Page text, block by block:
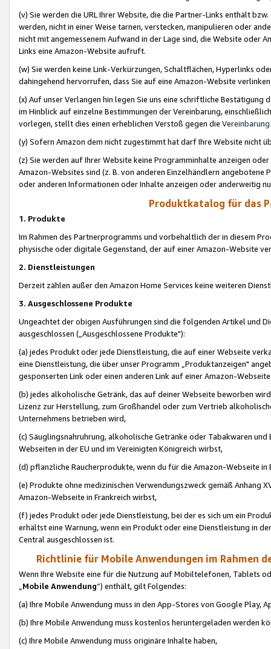
(v) Sie werden die URL Ihrer Website, die die Partner-Links enthält
werden, nicht in einer Weise tarnen, verstecken, manipulieren oder
nicht mit angemessenem Aufwand in der Lage sind, die Website oder
Links eine Amazon-Website aufruft.
(w) Sie werden keine Link-Verkürzungen, Schaltflächen, Hyperlinks
dahingehend hervorrufen, dass Sie auf eine Amazon-Website
(x) Auf unser Verlangen hin legen Sie uns eine schriftliche
im Hinblick auf einzelne Bestimmungen der Vereinbarung,
vorlegen, stellt dies einen erheblichen Verstoß gegen die Vereinbarung
(y) Sofern Amazon dem nicht zugestimmt hat darf Ihre Website nicht
(z) Sie werden auf Ihrer Website keine Programminhalte anzeigen
Amazon-Websites sind (z. B. von anderen Einzelhändlern
oder anderen Informationen oder Inhalte anzeigen oder anderweitig
Produktkatalog für das
1. Produkte
Im Rahmen des Partnerprogramms und vorbehaltlich der in diesem
physische oder digitale Gegenstand, der auf einer Amazon-Website
2. Dienstleistungen
Derzeit zählen außer den Amazon Home Services keine weiteren
3. Ausgeschlossene Produkte
Ungeachtet der obigen Ausführungen sind die folgenden Artikel und
ausgeschlossen („Ausgeschlossene Produkte"):
(a) jedes Produkt oder jede Dienstleistung, die auf einer Webseite
eine Dienstleistung, die über unser Programm „Produktanzeigen"
gesponserten Link oder einen anderen Link auf einer Amazon-
(b) jedes alkoholische Getränk, das auf deiner Webseite beworben
Lizenz zur Herstellung, zum Großhandel oder zum Vertrieb
Unternehmens betrieben wird,
(c) Säuglingsnahruhrung, alkoholische Getränke oder Tabakwaren
Webseiten in der EU und im Vereinigten Königreich wirbst,
(d) pflanzliche Raucherprodukte, wenn du für die Amazon-Webseite in
(e) Produkte ohne medizinischen Verwendungszweck gemäß Anhang
Amazon-Webseite in Frankreich wirbst,
(f) jedes Produkt oder jede Dienstleistung, bei der es sich um ein
erhältst eine Warnung, wenn ein Produkt oder eine Dienstleistung in
Central ausgeschlossen ist.
Richtlinie für Mobile Anwendungen im Rahmen
Wenn Ihre Website eine für die Nutzung auf Mobiltelefonen, Tablets
„Mobile Anwendung“) enthält, gilt Folgendes:
(a) Ihre Mobile Anwendung muss in den App-Stores von Google Play,
(b) Ihre Mobile Anwendung muss kostenlos heruntergeladen werden
(c) Ihre Mobile Anwendung muss originäre Inhalte haben,